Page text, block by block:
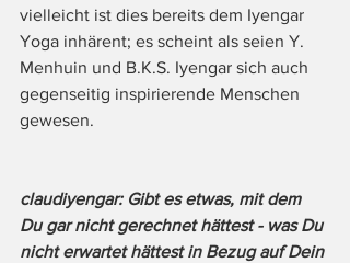
vielleicht ist dies bereits dem Iyengar
Yoga inhärent; es scheint als seien Y.
Menhuin und B.K.S. Iyengar sich auch
gegenseitig inspirierende Menschen
gewesen.
claudiyengar: Gibt es etwas, mit dem
Du gar nicht gerechnet hättest - was Du
nicht erwartet hättest in Bezug auf Dein